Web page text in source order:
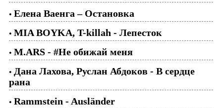
• Елена Ваенга – Остановка
• MIA BOYKA, T-killah - Лепесток
• M.ARS - #Не обижай меня
• Дана Лахова, Руслан Абдоков - В сердце
рана
• Rammstein - Ausländer